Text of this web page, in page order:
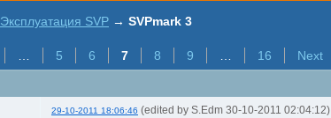
Эксплуатация SVP → SVPmark 3
5 6 7 8 9 16 Next
29-10-2011 18:06:46 (edited by S.Edm 30-10-2011 02:04:12)